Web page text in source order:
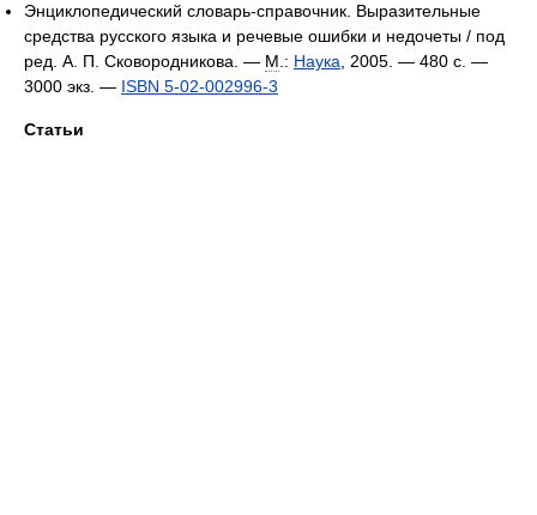
Энциклопедический словарь-справочник. Выразительные
средства русского языка и речевые ошибки и недочеты / под
ред. А. П. Сковородникова. — М .: Наука , 2005. — 480 с. —
3000 экз. — ISBN 5-02-002996-3
Статьи